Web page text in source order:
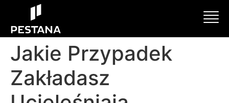
Jakie Przypadek
Zakładasz